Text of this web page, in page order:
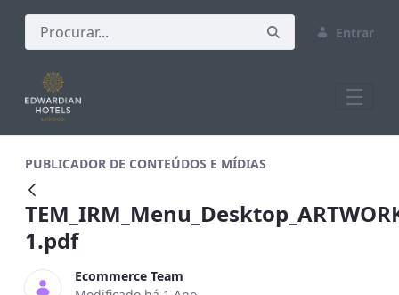
Entrar
PUBLICADOR DE CONTEÚDOS E MÍDIAS
1.pdf
Ecommerce Team